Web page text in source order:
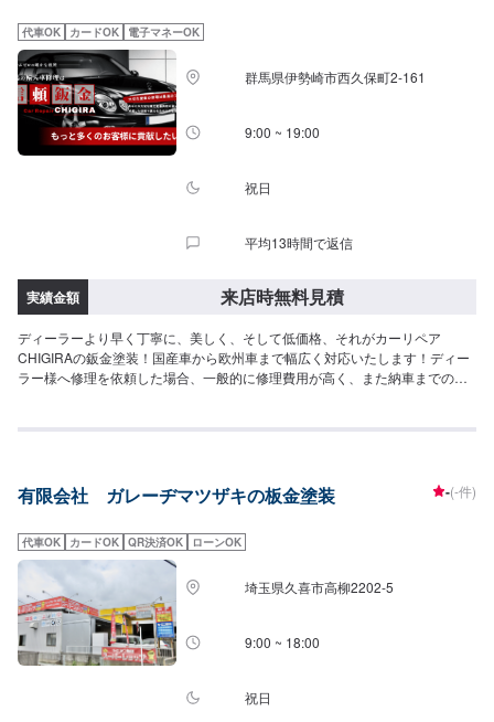
しください。駐車スペースは事務所前の空いているスペースに駐車してくだ
さい。受付はスタッフへ「メンテモで予約しました」とお伝えください。ご
案内いたします。【定休日・営業時間】定休日：日曜日、祝日、不定休営業
時間：9:00~18:00
代車OK カードOK 電子マネーOK
群馬県伊勢崎市西久保町2-161
9:00 ~ 19:00
祝日
平均13時間で返信
実績金額 来店時無料見積
ディーラーより早く丁寧に、美しく、そして低価格、それがカーリペア
CHIGIRAの鈑金塗装！国産車から欧州車まで幅広く対応いたします！ディー
ラー様へ修理を依頼した場合、一般的に修理費用が高く、また納車までの時
理を部品交換で対応してしまうから。私たちなら自社工場で即施工し、でき
い！--------------------------------------------------【1】オファーにてお問い合わせ
次第納車□納期について□車種や状態により納期が決定いたします。予め、ご
了承ください。□代車について□作業中は無料の代車をご利用ください。※燃
料代は、お客様負担となっております。予め、ご了承ください。□パーツ持ち
込みについて□パーツの持ち込み可能です。オファーの際に持ち込みパーツの
詳細をご入力ください。【定休日・営業時間】定休日：祝日営業時間：
9:00~19:00
有限会社 ガレーヂマツザキの板金塗装 -(-件)
代車OK カードOK QR決済OK ローンOK
埼玉県久喜市高柳2202-5
9:00 ~ 18:00
祝日